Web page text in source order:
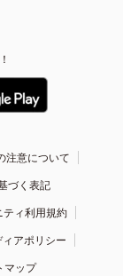
注意について
づく表記
ィ利用規約
アポリシー
マップ